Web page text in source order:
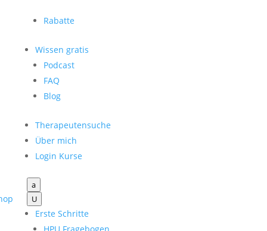
Rabatte
Wissen gratis
Podcast
FAQ
Blog
Therapeutensuche
Über mich
Login Kurse
a
U
Erste Schritte